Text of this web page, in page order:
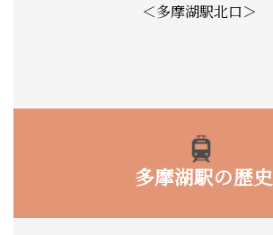
＜多摩湖駅北口＞
多摩湖駅の歴史